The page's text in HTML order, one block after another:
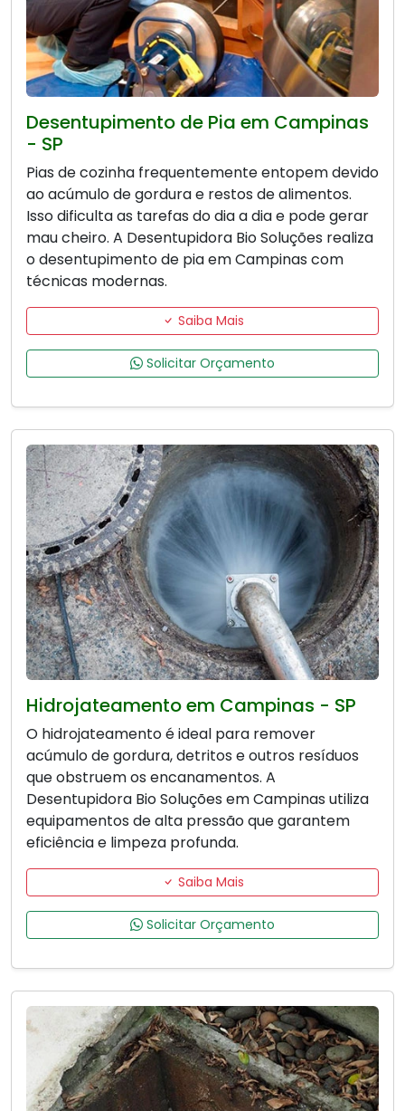
Desentupimento de Pia em Campinas
- SP
Pias de cozinha frequentemente entopem devido
ao acúmulo de gordura e restos de alimentos.
Isso dificulta as tarefas do dia a dia e pode gerar
mau cheiro. A Desentupidora Bio Soluções realiza
o desentupimento de pia em Campinas com
técnicas modernas.
Saiba Mais
Solicitar Orçamento
Hidrojateamento em Campinas - SP
O hidrojateamento é ideal para remover
acúmulo de gordura, detritos e outros resíduos
que obstruem os encanamentos. A
Desentupidora Bio Soluções em Campinas utiliza
equipamentos de alta pressão que garantem
eficiência e limpeza profunda.
Saiba Mais
Solicitar Orçamento